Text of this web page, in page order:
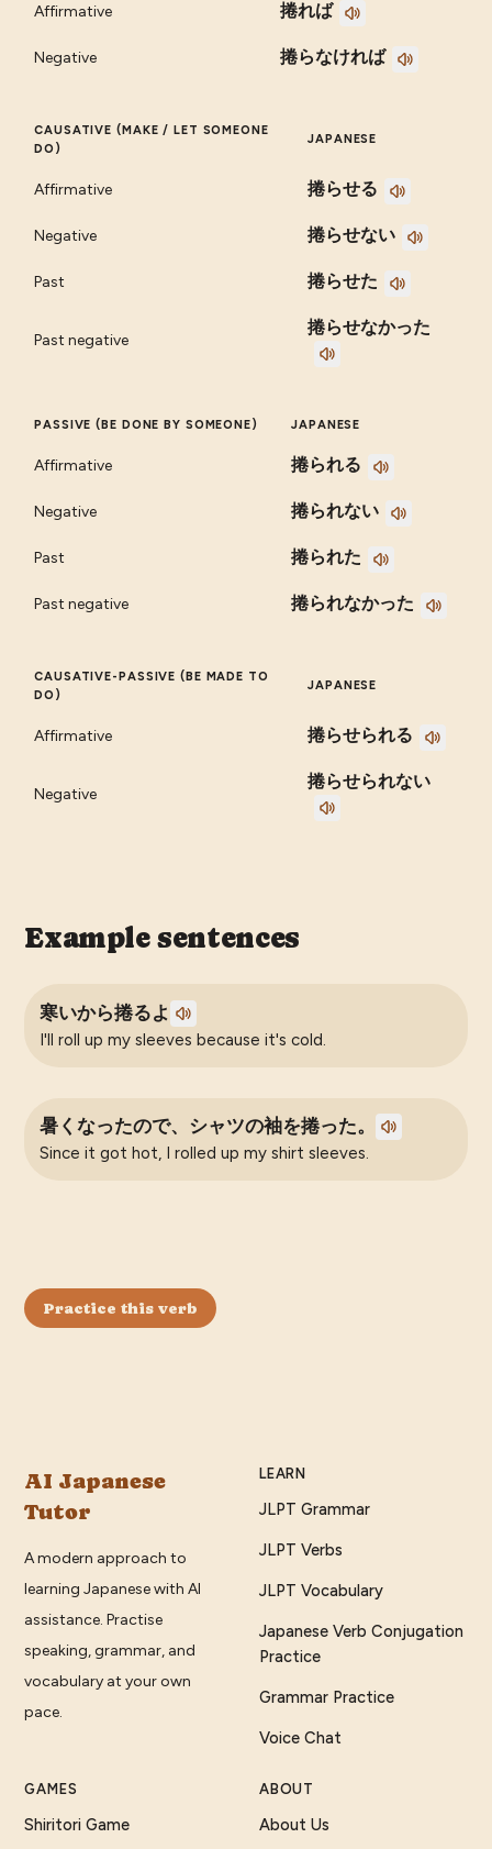
Affirmative 捲れば
Negative 捲らなければ
CAUSATIVE (MAKE / LET SOMEONE
DO)
JAPANESE
Affirmative 捲らせる
Negative 捲らせない
Past 捲らせた
Past negative
捲らせなかった
PASSIVE (BE DONE BY SOMEONE) JAPANESE
Affirmative 捲られる
Negative 捲られない
Past 捲られた
Past negative 捲られなかった
CAUSATIVE-PASSIVE (BE MADE TO
DO)
JAPANESE
Affirmative 捲らせられる
Negative
捲らせられない
Example sentences
寒いから捲るよ
I'll roll up my sleeves because it's cold.
暑くなったので、シャツの袖を捲った。
Since it got hot, I rolled up my shirt sleeves.
Practice this verb
AI Japanese
Tutor
A modern approach to
learning Japanese with AI
assistance. Practise
speaking, grammar, and
vocabulary at your own
pace.
LEARN
JLPT Grammar
JLPT Verbs
JLPT Vocabulary
Japanese Verb Conjugation
Practice
Grammar Practice
Voice Chat
GAMES
Shiritori Game
ABOUT
About Us